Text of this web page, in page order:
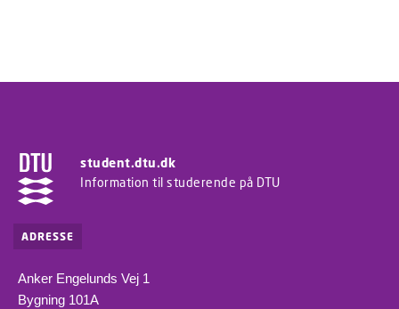
student.dtu.dk
Information til studerende på DTU
ADRESSE
Anker Engelunds Vej 1
Bygning 101A